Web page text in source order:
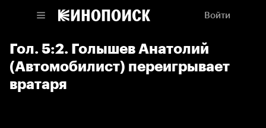
Войти
Гол. 5:2. Голышев Анатолий
(Автомобилист) переигрывает
вратаря